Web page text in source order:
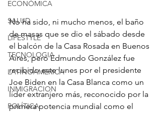
ECONÓMICA
SALUD
LIFESTYLE
TECNOLOGIA
LATINOAMERICA
INMIGRACION
POLÍTICA
No ha sido, ni mucho menos, el baño
de masas que se dio el sábado desde
el balcón de la Casa Rosada en Buenos
Aires, pero Edmundo González fue
recibido este lunes por el presidente
Joe Biden en la Casa Blanca como un
líder extranjero más, reconocido por la
primera potencia mundial como el